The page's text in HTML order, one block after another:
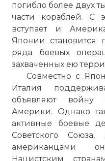
погибло более двух
части кораблей. С
вступает и
Японии
ряда боевых
захваченных ею
Совместно с
Италия
объявляют войну
Америки. Однако
активные боевые
Советского
американцами
Нацистским